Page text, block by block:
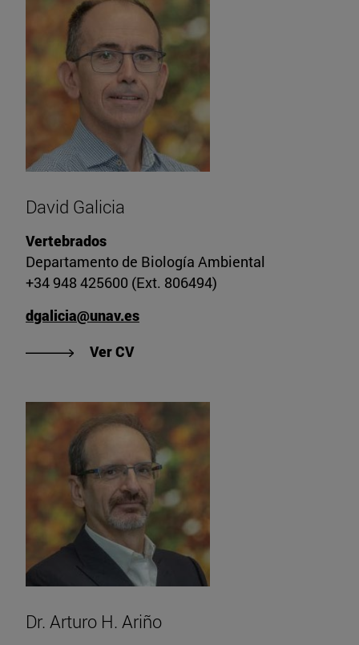
David Galicia
Vertebrados
Departamento de Biología Ambiental
+34 948 425600 (Ext. 806494)
dgalicia@unav.es
Ver CV"Ver CV de David Galicia"
Dr. Arturo H. Ariño